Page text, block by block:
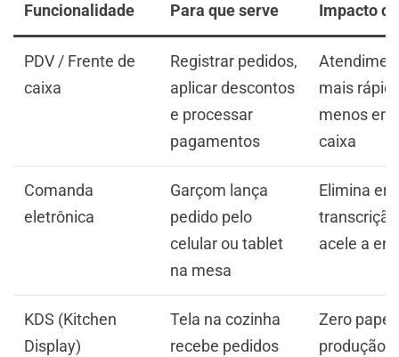
Funcionalidade Para que serve Impacto
PDV / Frente de
caixa
Registrar pedidos,
aplicar descontos
e processar
pagamentos
mais
menos
caixa
Comanda
eletrônica
Garçom lança
pedido pelo
celular ou tablet
na mesa
Elimina
acele a
KDS (Kitchen
Display)
Tela na cozinha
recebe pedidos
Zero papel,
produção